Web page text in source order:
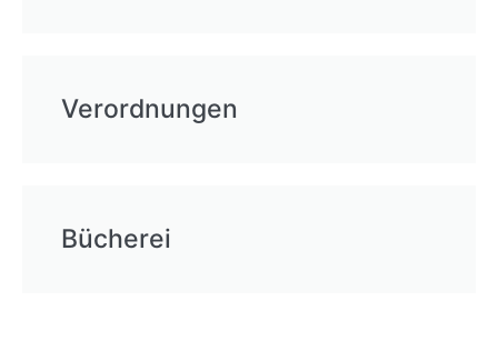
Verordnungen
Bücherei